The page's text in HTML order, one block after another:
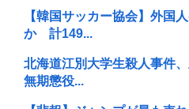
【韓国サッカー協会】外国
か 計149...
北海道江別大学生殺人事件
無期懲役...